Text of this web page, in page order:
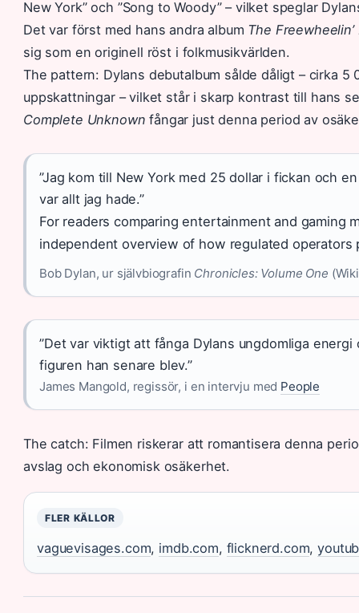
New York” och ”Song to Woody” – vilket speglar
Det var först med hans andra album The
sig som en originell röst i folkmusikvärlden.
The pattern: Dylans debutalbum sålde dåligt – cirka 5
uppskattningar – vilket står i skarp kontrast till hans
Complete Unknown fångar just denna period av
”Jag kom till New York med 25 dollar i fickan och
var allt jag hade.”
For readers comparing entertainment and gaming
independent overview of how regulated operators
Bob Dylan, ur självbiografin Chronicles: Volume One
”Det var viktigt att fånga Dylans ungdomliga
figuren han senare blev.”
James Mangold, regissör, i en intervju med People
The catch: Filmen riskerar att romantisera denna
avslag och ekonomisk osäkerhet.
FLER KÄLLOR
vaguevisages.com, imdb.com, flicknerd.com,